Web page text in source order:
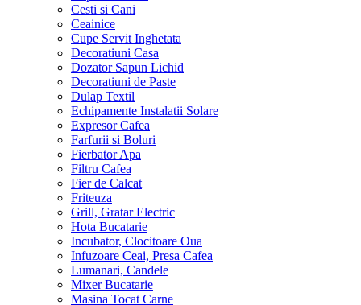
Cesti si Cani
Ceainice
Cupe Servit Inghetata
Decoratiuni Casa
Dozator Sapun Lichid
Decoratiuni de Paste
Dulap Textil
Echipamente Instalatii Solare
Expresor Cafea
Farfurii si Boluri
Fierbator Apa
Filtru Cafea
Fier de Calcat
Friteuza
Grill, Gratar Electric
Hota Bucatarie
Incubator, Clocitoare Oua
Infuzoare Ceai, Presa Cafea
Lumanari, Candele
Mixer Bucatarie
Masina Tocat Carne